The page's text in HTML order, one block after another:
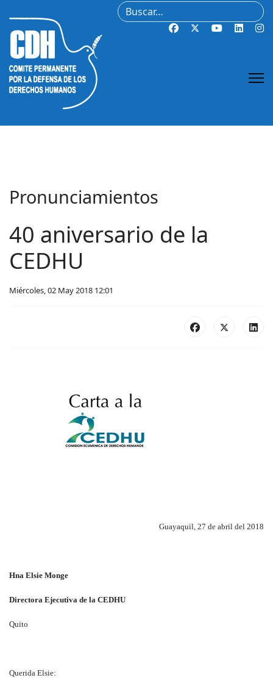
Buscar
Pronunciamientos
40 aniversario de la
CEDHU
Miércoles, 02 May 2018 12:01
Guayaquil, 27 de abril del 2018
Hna Elsie Monge
Directora Ejecutiva de la CEDHU
Quito
Querida Elsie: